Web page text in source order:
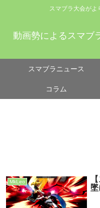
スマブラ大会がよ
動画勢によるスマブ
スマブラニュース
コラム
MkLeo